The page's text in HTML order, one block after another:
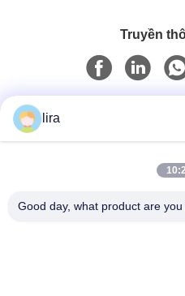
Truyền
lira
Good day, what product are